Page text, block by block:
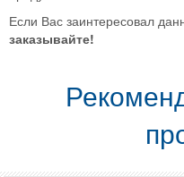
Если Вас заинтересовал
заказывайте!